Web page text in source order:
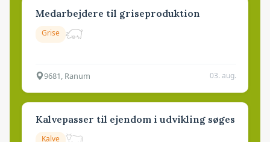
Medarbejdere til griseproduktion
Grise
9681, Ranum 03. aug.
Kalvepasser til ejendom i udvikling søges
Kalve